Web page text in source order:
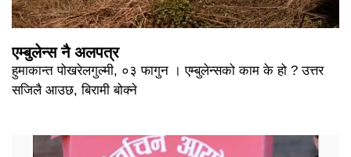
एम्बुलेन्स नै अलपत्र
हुमाकान्त पोखरेलगुल्मी, ०३ फागुन । एम्बुलेन्सको काम के हो ? उत्तर
सजिलै आउछ, बिरामी बोक्ने